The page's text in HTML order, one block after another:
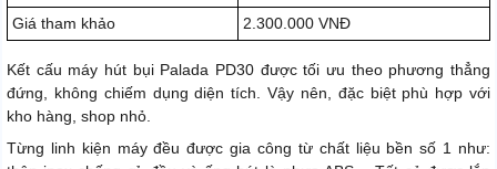
Giá tham khảo
2.300.000 VNĐ
Kết cấu máy hút bụi Palada PD30 được tối ưu theo phương thẳng
đứng, không chiếm dụng diện tích. Vậy nên, đặc biệt phù hợp với
kho hàng, shop nhỏ.
Từng linh kiện máy đều được gia công từ chất liệu bền số 1 như: